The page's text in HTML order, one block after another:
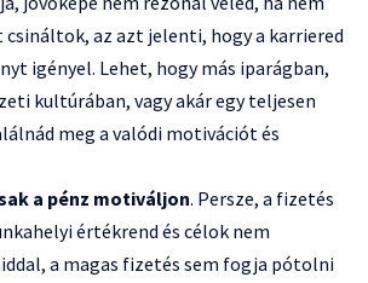
csináltok, az azt jelenti, hogy a karriered
igényel. Lehet, hogy más iparágban,
kultúrában, vagy akár egy teljesen
meg a valódi motivációt és
a pénz motiváljon. Persze, a fizetés
értékrend és célok nem
a magas fizetés sem fogja pótolni